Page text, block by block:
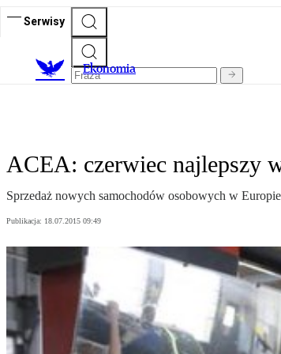
Serwisy
Ekonomia
ACEA: czerwiec najlepszy
Sprzedaż nowych samochodów osobowych w
Publikacja: 18.07.2015 09:49